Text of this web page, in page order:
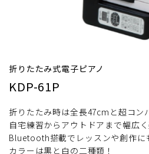
折りたたみ式電子ピアノ
KDP-61P
折りたたみ時は全長47cmと超コン
自宅練習からアウトドアまで幅広く
Bluetooth搭載でレッスンや創作に
カラーは黒と白の二種類！